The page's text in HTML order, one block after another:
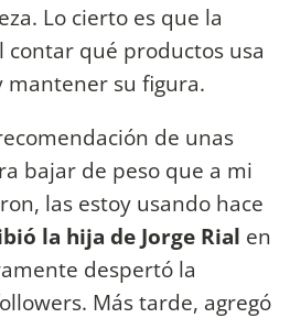
Lo cierto es que la
contar qué productos usa
mantener su figura.
de unas
bajar de peso que a mi
las estoy usando hace
la hija de Jorge Rial en
despertó la
Más tarde, agregó